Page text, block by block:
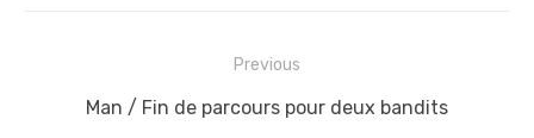
navigation
Previous
Previous
Man / Fin de parcours pour deux bandits